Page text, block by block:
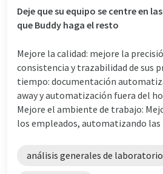
Deje que su equipo se centre en
que Buddy haga el resto
Mejore la calidad: mejore la
consistencia y trazabilidad de sus
tiempo: documentación
away y automatización fuera del
Mejore el ambiente de trabajo:
los empleados, automatizando
análisis generales de laboratorio